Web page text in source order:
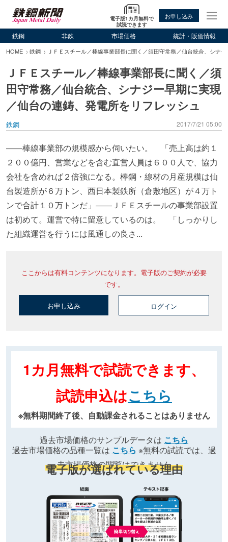
電子版1カ月無料で
試読できます
お申し込み
鉄鋼 非鉄 市場価格 統計・販価情報
HOME 鉄鋼 ＪＦＥスチール／棒線事業部長に聞く／須田守常務／仙台統合、シナ
ＪＦＥスチール／棒線事業部長に聞く／須
田守常務／仙台統合、シナジー早期に実現
／仙台の連鋳、発電所をリフレッシュ
鉄鋼 2017/7/21 05:00
――棒線事業部の規模感から伺いたい。 「売上高は約１
２００億円、営業などを含む直営人員は６００人で、協力
会社を含めれば２倍強になる。棒鋼・線材の月産規模は仙
台製造所が６万トン、西日本製鉄所（倉敷地区）が４万ト
ンで合計１０万トンだ」――ＪＦＥスチールの事業部設置
は初めて。運営で特に留意しているのは。 「しっかりし
た組織運営を行うには風通しの良さ...
ここからは有料コンテンツになります。電子版のご契約が必要
です。
お申し込み ログイン
1カ月無料で試読できます、
試読申込はこちら
※無料期間終了後、自動課金されることはありません
過去市場価格のサンプルデータは こちら
過去市場価格の品種一覧は こちら ※無料の試読では、過
去市場価格の閲覧はできません
電子版が選ばれている理由